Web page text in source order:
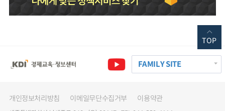
FAMILY SITE
개인정보처리방침 이메일무단수집거부 이용약관
TOP